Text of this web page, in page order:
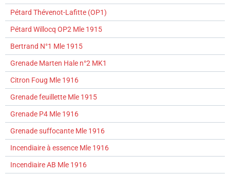
Pétard Thévenot-Lafitte (OP1)
Pétard Willocq OP2 Mle 1915
Bertrand N°1 Mle 1915
Grenade Marten Hale n°2 MK1
Citron Foug Mle 1916
Grenade feuillette Mle 1915
Grenade P4 Mle 1916
Grenade suffocante Mle 1916
Incendiaire à essence Mle 1916
Incendiaire AB Mle 1916